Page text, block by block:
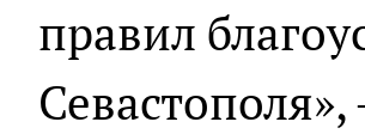
правил